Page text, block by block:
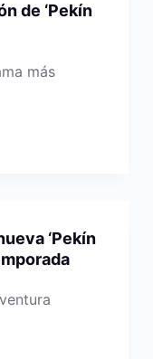
de ‘Pekín
más
‘Pekín